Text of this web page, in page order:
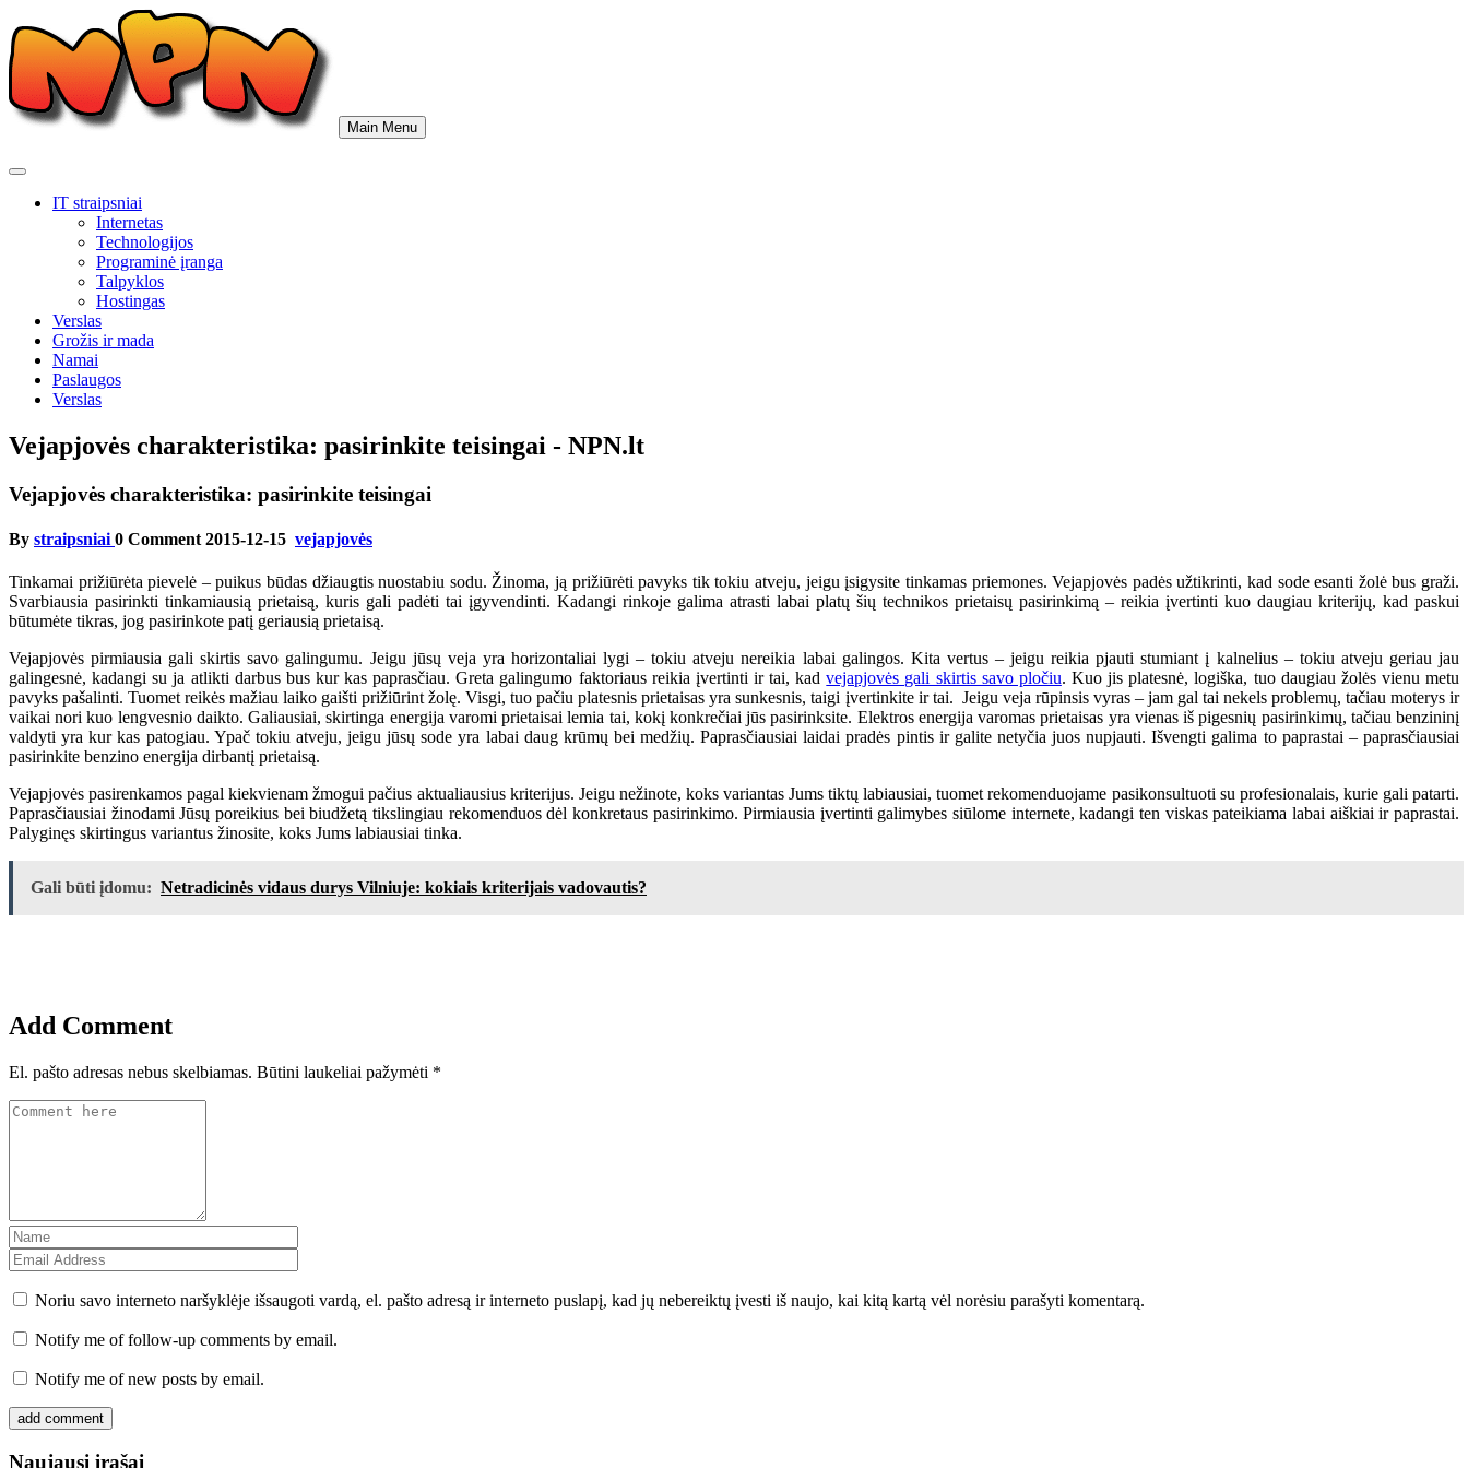
to
content
Main Menu
IT straipsniai
Internetas
Technologijos
Programinė įranga
Talpyklos
Hostingas
Verslas
Grožis ir mada
Namai
Paslaugos
Verslas
Vejapjovės charakteristika: pasirinkite teisingai - NPN.lt
Vejapjovės charakteristika: pasirinkite teisingai
By straipsniai 0 Comment 2015-12-15 vejapjovės
Tinkamai prižiūrėta pievelė – puikus būdas džiaugtis nuostabiu sodu. Žinoma, ją prižiūrėti pavyks tik tokiu atveju, jeigu įsigysite tinkamas priemones. Vejapjovės padės užtikrinti, kad sode esanti žolė bus graži.
Svarbiausia pasirinkti tinkamiausią prietaisą, kuris gali padėti tai įgyvendinti. Kadangi rinkoje galima atrasti labai platų šių technikos prietaisų pasirinkimą – reikia įvertinti kuo daugiau kriterijų, kad paskui
būtumėte tikras, jog pasirinkote patį geriausią prietaisą.
Vejapjovės pirmiausia gali skirtis savo galingumu. Jeigu jūsų veja yra horizontaliai lygi – tokiu atveju nereikia labai galingos. Kita vertus – jeigu reikia pjauti stumiant į kalnelius – tokiu atveju geriau jau
galingesnė, kadangi su ja atlikti darbus bus kur kas paprasčiau. Greta galingumo faktoriaus reikia įvertinti ir tai, kadvejapjovės gali skirtis savo pločiu. Kuo jis platesnė, logiška, tuo daugiau žolės vienu metu
pavyks pašalinti. Tuomet reikės mažiau laiko gaišti prižiūrint žolę. Visgi, tuo pačiu platesnis prietaisas yra sunkesnis, taigi įvertinkite ir tai. Jeigu veja rūpinsis vyras – jam gal tai nekels problemų, tačiau moterys ir
vaikai nori kuo lengvesnio daikto. Galiausiai, skirtinga energija varomi prietaisai lemia tai, kokį konkrečiai jūs pasirinksite. Elektros energija varomas prietaisas yra vienas iš pigesnių pasirinkimų, tačiau benzininį
valdyti yra kur kas patogiau. Ypač tokiu atveju, jeigu jūsų sode yra labai daug krūmų bei medžių. Paprasčiausiai laidai pradės pintis ir galite netyčia juos nupjauti. Išvengti galima to paprastai – paprasčiausiai
pasirinkite benzino energija dirbantį prietaisą.
Vejapjovės pasirenkamos pagal kiekvienam žmogui pačius aktualiausius kriterijus. Jeigu nežinote, koks variantas Jums tiktų labiausiai, tuomet rekomenduojame pasikonsultuoti su profesionalais, kurie gali patarti.
Paprasčiausiai žinodami Jūsų poreikius bei biudžetą tikslingiau rekomenduos dėl konkretaus pasirinkimo. Pirmiausia įvertinti galimybes siūlome internete, kadangi ten viskas pateikiama labai aiškiai ir paprastai.
Palyginęs skirtingus variantus žinosite, koks Jums labiausiai tinka.
Gali būti įdomu: Netradicinės vidaus durys Vilniuje: kokiais kriterijais vadovautis?
Add Comment
El. pašto adresas nebus skelbiamas. Būtini laukeliai pažymėti *
Noriu savo interneto naršyklėje išsaugoti vardą, el. pašto adresą ir interneto puslapį, kad jų nebereiktų įvesti iš naujo, kai kitą kartą vėl norėsiu parašyti komentarą.
Notify me of follow-up comments by email.
Notify me of new posts by email.
Naujausi įrašai